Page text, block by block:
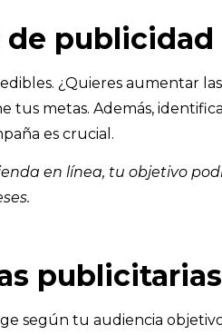
publicidad
¿Quieres aumentar
tus metas. Además,
es crucial.
en línea, tu objetivo
publicitarias
según tu audiencia